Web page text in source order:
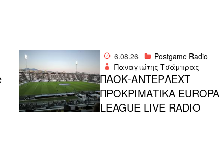
6.08.26
Postgame Radio
Παναγιώτης Τσάμπρας
ΠΑΟΚ-ΑΝΤΕΡΛΕΧΤ
ΠΡΟΚΡΙΜΑΤΙΚΑ EUROPA
LEAGUE LIVE RADIO